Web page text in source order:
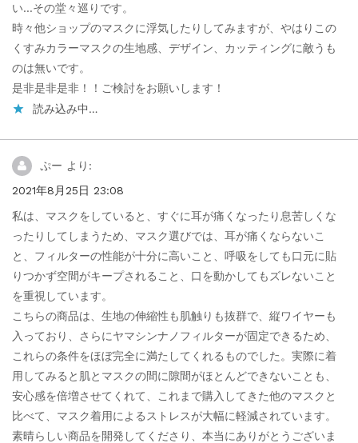
い…その堂々巡りです。
時々他ショップのマスクに浮気したりしてみますが、やはりこの
くすみカラーマスクの生地感、デザイン、カッティングに敵うも
のは無いです。
是非是非是非！！ご検討をお願いします！
読み込み中…
ぷー より:
2021年8月25日 23:08
私は、マスクをしていると、すぐに耳が痛くなったり息苦しくな
ったりしてしまうため、マスク選びでは、耳が痛くならないこ
と、フィルターの性能が十分に高いこと、呼吸をしても口元に貼
りつかず空間がキープされること、口を動かしてもズレないこと
を重視しています。
こちらの商品は、生地の伸縮性も肌触りも抜群で、縦ワイヤーも
入っており、さらにヤマシンナノフィルターが固定できるため、
これらの条件をほぼ完全に満たしてくれるものでした。実際に着
用してみると肌とマスクの間に隙間がほとんどできないことも、
安心感を倍増させてくれて、これまで購入してきた他のマスクと
比べて、マスク着用によるストレスが大幅に軽減されています。
素晴らしい商品を開発してくださり、本当にありがとうございま